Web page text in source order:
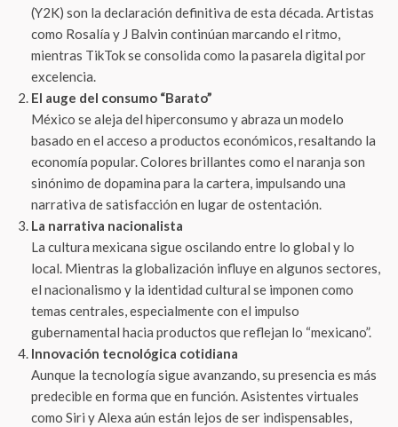
(Y2K) son la declaración definitiva de esta década. Artistas
como Rosalía y J Balvin continúan marcando el ritmo,
mientras TikTok se consolida como la pasarela digital por
excelencia.
El auge del consumo “Barato”
México se aleja del hiperconsumo y abraza un modelo
basado en el acceso a productos económicos, resaltando la
economía popular. Colores brillantes como el naranja son
sinónimo de dopamina para la cartera, impulsando una
narrativa de satisfacción en lugar de ostentación.
La narrativa nacionalista
La cultura mexicana sigue oscilando entre lo global y lo
local. Mientras la globalización influye en algunos sectores,
el nacionalismo y la identidad cultural se imponen como
temas centrales, especialmente con el impulso
gubernamental hacia productos que reflejan lo “mexicano”.
Innovación tecnológica cotidiana
Aunque la tecnología sigue avanzando, su presencia es más
predecible en forma que en función. Asistentes virtuales
como Siri y Alexa aún están lejos de ser indispensables,